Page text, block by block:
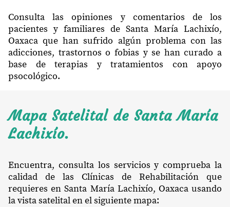
Consulta las opiniones y comentarios de los
pacientes y familiares de Santa María Lachixío,
Oaxaca que han sufrido algún problema con las
adicciones, trastornos o fobias y se han curado a
base de terapias y tratamientos con apoyo
psocológico.
Mapa Satelital de Santa María
Lachixío.
Encuentra, consulta los servicios y comprueba la
calidad de las Clínicas de Rehabilitación que
requieres en Santa María Lachixío, Oaxaca usando
la vista satelital en el siguiente mapa: